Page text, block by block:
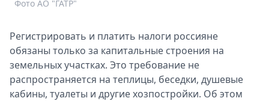
Выборы
2026
Скачай
Metro
Фото АО "ГАТР"
Регистрировать и платить налоги россияне
обязаны только за капитальные строения на
земельных участках. Это требование не
распространяется на теплицы, беседки, душевые
кабины, туалеты и другие хозпостройки. Об этом